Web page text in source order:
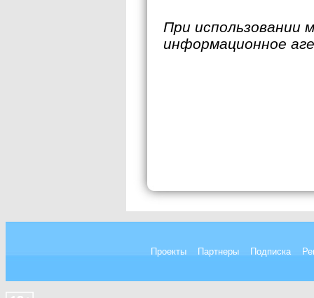
При использовании
информационное
Проекты Партнеры Подписка